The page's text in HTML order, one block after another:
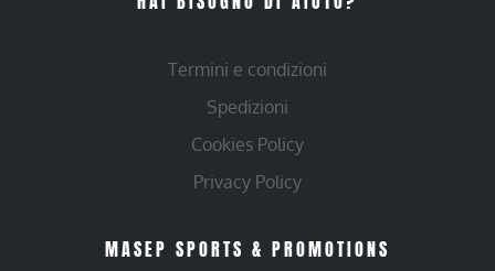
Termini e condizioni
Spedizioni
Cookies Policy
Privacy Policy
MASEP SPORTS & PROMOTIONS